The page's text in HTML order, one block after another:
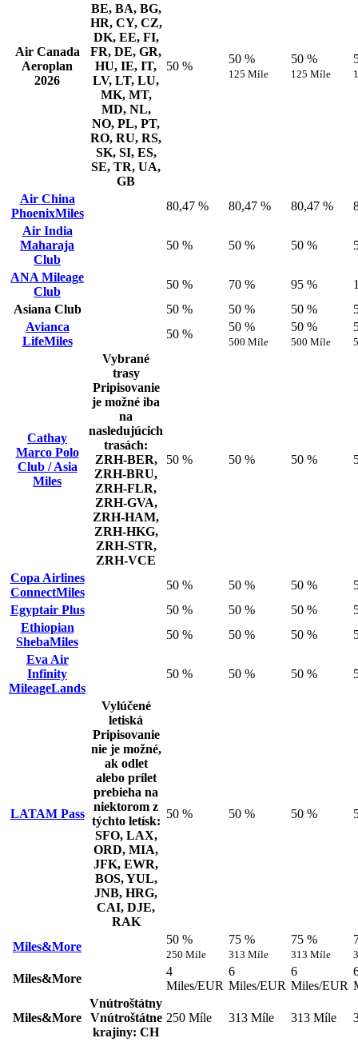
Air Canada
Aeroplan
2026
BE, BA, BG,
HR, CY, CZ,
DK, EE, FI,
FR, DE, GR,
HU, IE, IT,
LV, LT, LU,
MK, MT,
MD, NL,
NO, PL, PT,
RO, RU, RS,
SK, SI, ES,
SE, TR, UA,
GB
50 %
50 %
125 Míle
50 %
125 Míle
Air China
PhoenixMiles
80,47 % 80,47 % 80,47 %
Air India
Maharaja
Club
50 % 50 % 50 %
ANA Mileage
Club
50 % 70 % 95 %
Asiana Club
50 % 50 % 50 %
Avianca
LifeMiles
50 %
50 %
500 Míle
50 %
500 Míle
Cathay
Marco Polo
Club / Asia
Miles
Vybrané
trasy
Pripisovanie
je možné iba
na
nasledujúcich
trasách:
ZRH-BER,
ZRH-BRU,
ZRH-FLR,
ZRH-GVA,
ZRH-HAM,
ZRH-HKG,
ZRH-STR,
ZRH-VCE
50 % 50 % 50 %
Copa Airlines
ConnectMiles
50 % 50 % 50 %
Egyptair Plus
50 % 50 % 50 %
Ethiopian
ShebaMiles
50 % 50 % 50 %
Eva Air
Infinity
MileageLands
50 % 50 % 50 %
LATAM Pass
Vylúčené
letiská
Pripisovanie
nie je možné,
ak odlet
alebo prílet
prebieha na
niektorom z
týchto letísk:
SFO, LAX,
ORD, MIA,
JFK, EWR,
BOS, YUL,
JNB, HRG,
CAI, DJE,
RAK
50 % 50 % 50 %
Miles&More
50 %
250 Míle
75 %
313 Míle
75 %
313 Míle
Miles&More
4
Miles/EUR
6
Miles/EUR
6
Miles/EUR
Miles&More
Vnútroštátny
Vnútroštátne
krajiny: CH
250 Míle 313 Míle 313 Míle